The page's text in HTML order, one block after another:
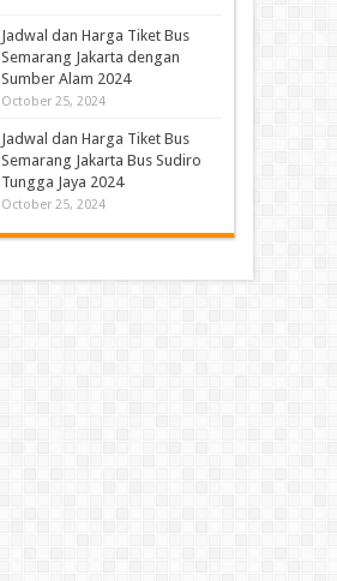
Jadwal dan Harga Tiket Bus
Semarang Jakarta dengan
Sumber Alam 2024
October 25, 2024
Jadwal dan Harga Tiket Bus
Semarang Jakarta Bus Sudiro
Tungga Jaya 2024
October 25, 2024